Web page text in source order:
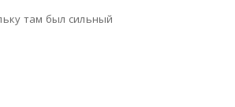
там был сильный